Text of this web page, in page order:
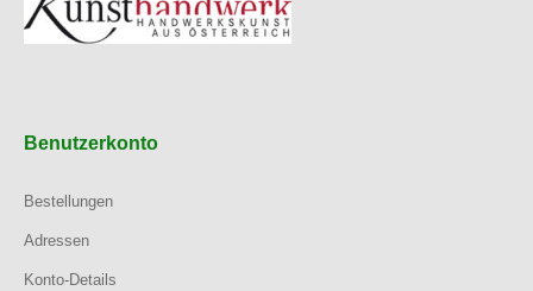
Benutzerkonto
Bestellungen
Adressen
Konto-Details